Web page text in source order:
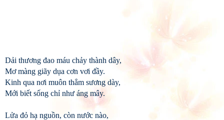
Dải thương đao máu chảy thành dây,
Mơ màng giãy dụa cơn vơi đầy.
Kinh qua nơi muôn thẳm sương dày,
Mới biết sống chỉ như áng mây.
Lửa đỏ hạ nguồn, còn nước nào,